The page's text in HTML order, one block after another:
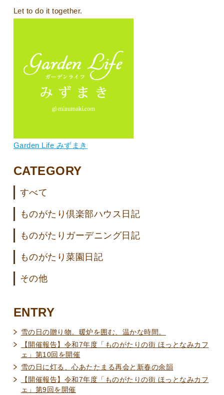
Let to do it together.
Garden Life みずまき
CATEGORY
すべて
ものがたり倶楽部ハウス日記
ものがたりガーデニング日記
ものがたり菜園日記
その他
ENTRY
雪の日の贈り物。暖炉を囲む、温かな時間。
【開催報告】令和7年度「ものがたりの街 ほっとなみカフ
ェ」第10回を開催
雪の日に灯る、心あたたまる再会と新春の余韻
【開催報告】令和7年度「ものがたりの街 ほっとなみカフ
ェ」第9回を開催